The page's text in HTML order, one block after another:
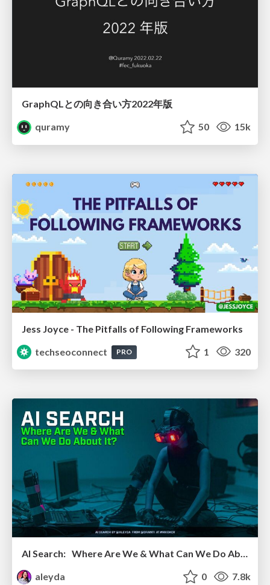
GraphQLとの向き合い方2022年版
quramy
50 15k
Jess Joyce - The Pitfalls of Following Frameworks
techseoconnect
PRO 1 320
AI Search: Where Are We & What Can We Do About It?
aleyda
0 7.8k